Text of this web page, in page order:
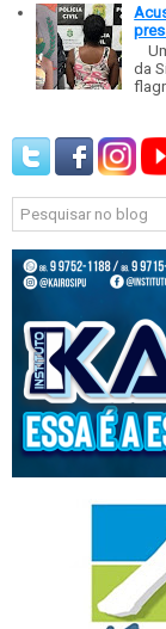
da